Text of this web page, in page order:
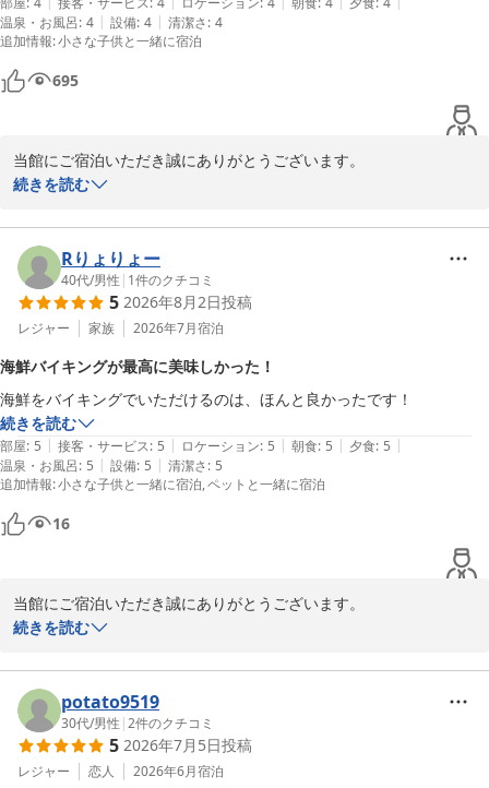
ぜひまた利用したいと思いますし、友人にもおすすめしたいお宿です。
温泉・お風呂: 4 | 設備: 4 | 清潔さ: 4
追加情報:小さな子供と一緒に宿泊
695
当館にご宿泊いただき誠にありがとうございます。
ご家族でのご滞在を快適にお過ごしいただけたこと、大変嬉しく思
だけたとのこと、私たちのこだわりを感じていただけ光栄です。
次回もご期待に添えるよう努めてまいります。
またのご来館スタッフ一同心よりお待ちしております。
とれとれヴィレッジ
続きを読む
Rりょりょー
40代/男性 | 1件のクチコミ
5 2026年8月2日投稿
レジャー 家族 2026年7月宿泊
海鮮バイキングが最高に美味しかった！
海鮮をバイキングでいただけるのは、ほんと良かったです！
続きを読む
部屋: 5 | 接客・サービス: 5 | ロケーション: 5 | 朝食: 5 | 夕食: 5 |
温泉・お風呂: 5 | 設備: 5 | 清潔さ: 5
追加情報:小さな子供と一緒に宿泊 ペットと一緒に宿泊
16
当館にご宿泊いただき誠にありがとうございます。
嬉しいお言葉をありがとうございます！海鮮バイキングをお楽しみ
んでいただけるよう努めております。
またのご来館スタッフ一同お待ちしております。
南紀白浜とれとれヴィレッジ
2026-08-03
続きを読む
potato9519
30代/男性 |2件のクチコミ
5 2026年7月5日投稿
レジャー 恋人 2026年6月宿泊